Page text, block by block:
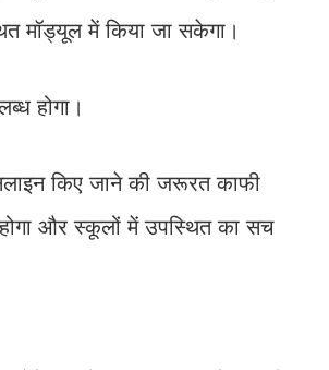
मॉड्यूल में किया जा सकेगा।
होगा।
किए जाने की जरूरत काफी
और स्कूलों में उपस्थित का सच